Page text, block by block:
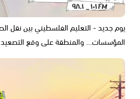
يوم جديد - التعليم الفلسطيني بين نقل
المؤسسات... والمنطقة على وقع التصعيد -